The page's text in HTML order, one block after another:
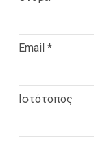
Email *
Ιστότοπος